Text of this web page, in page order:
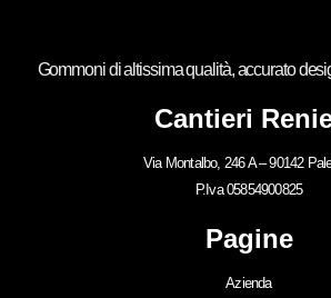
Gommoni di altissima qualità, accurato
Cantieri
Via Montalbo, 246 A – 90142
P.Iva 05854900825
Pagine
Azienda